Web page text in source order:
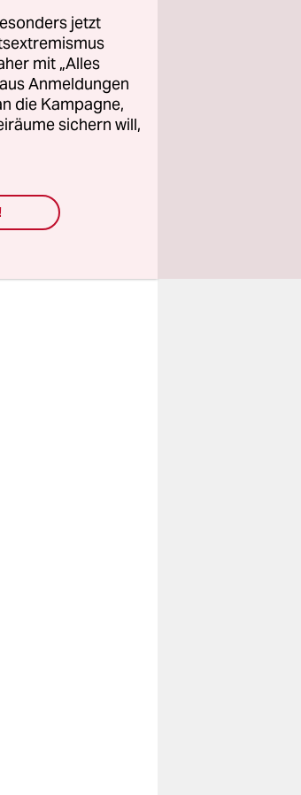
jetzt
mit „Alles
Anmeldungen
die Kampagne,
sichern will,